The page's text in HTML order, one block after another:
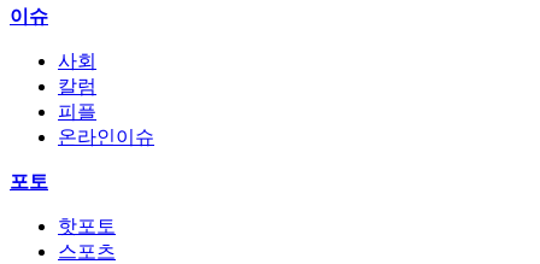
이슈
사회
칼럼
피플
온라인이슈
포토
핫포토
스포츠